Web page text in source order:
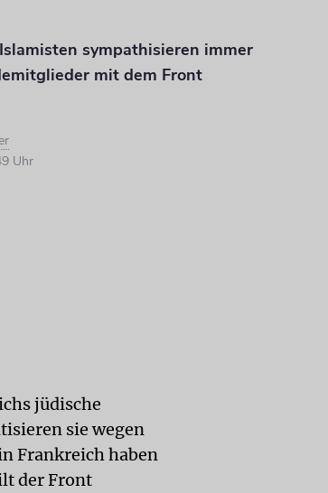
sympathisieren immer
mit dem Front
Uhr
jüdische
sie wegen
Frankreich haben
der Front